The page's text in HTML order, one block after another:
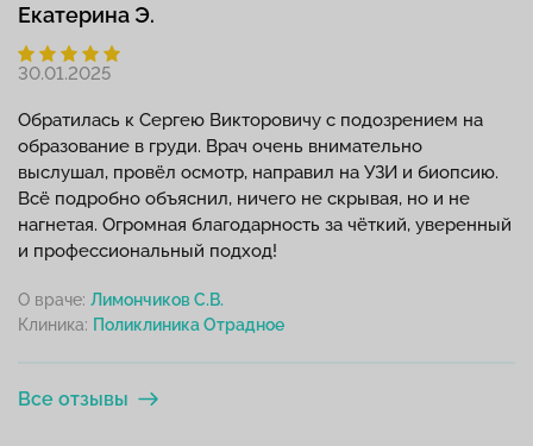
Екатерина Э.
30.01.2025
Обратилась к Сергею Викторовичу с подозрением на
образование в груди. Врач очень внимательно
выслушал, провёл осмотр, направил на УЗИ и биопсию.
Всё подробно объяснил, ничего не скрывая, но и не
нагнетая. Огромная благодарность за чёткий, уверенный
и профессиональный подход!
О враче: Лимончиков С.В.
Клиника:
Все отзывы